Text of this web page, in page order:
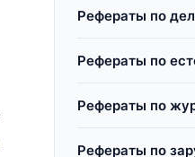
Рефераты по
Рефераты по
Рефераты по
Рефераты по